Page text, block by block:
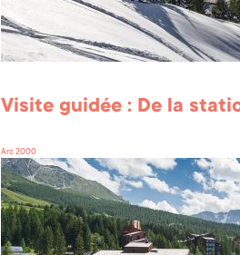
Visite guidée : De la
Arc 2000